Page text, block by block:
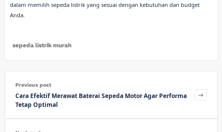
dalam memilih sepeda listrik yang sesuai dengan kebutuhan dan budget
Anda.
sepeda listrik murah
Previous post
Cara Efektif Merawat Baterai Sepeda Motor Agar Performa
Tetap Optimal